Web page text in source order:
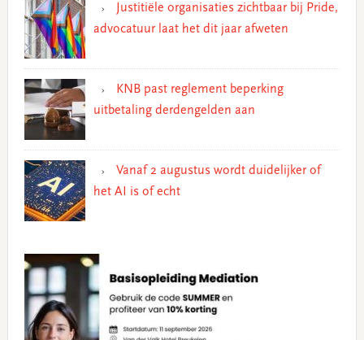
Justitiële organisaties zichtbaar bij Pride,
advocatuur laat het dit jaar afweten
KNB past reglement beperking
uitbetaling derdengelden aan
Vanaf 2 augustus wordt duidelijker of
het AI is of echt